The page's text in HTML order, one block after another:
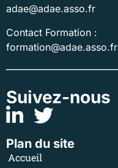
adae@adae.asso.fr
Contact Formation :
formation@adae.asso.fr
Suivez-nous
Plan du site
Accueil